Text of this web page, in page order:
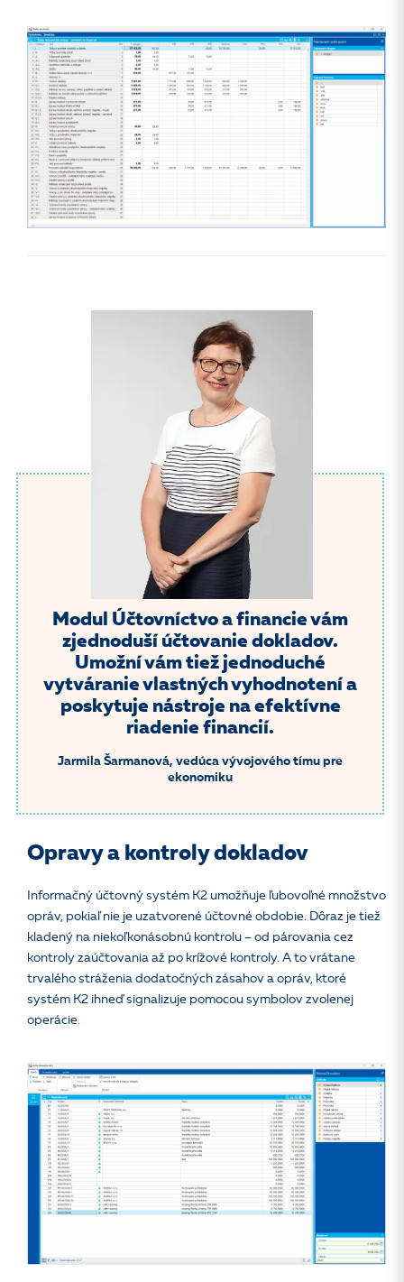
Modul Účtovníctvo a financie vám
zjednoduší účtovanie dokladov.
Umožní vám tiež jednoduché
vytváranie vlastných vyhodnotení a
poskytuje nástroje na efektívne
riadenie financií.
Jarmila Šarmanová, vedúca vývojového tímu pre
ekonomiku
Opravy a kontroly dokladov
Informačný účtovný systém K2 umožňuje ľubovoľné množstvo
opráv, pokiaľ nie je uzatvorené účtovné obdobie. Dôraz je tiež
kladený na niekoľkonásobnú kontrolu – od párovania cez
kontroly zaúčtovania až po krížové kontroly. A to vrátane
trvalého stráženia dodatočných zásahov a opráv, ktoré
systém K2 ihneď signalizuje pomocou symbolov zvolenej
operácie.